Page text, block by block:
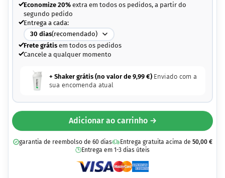
Economize 20%extra em todos os pedidos, a partir do
segundo pedido
Entrega a cada:
30 dias(recomendado)
Frete grátisem todos os pedidos
Cancele a qualquer momento
+ Shaker grátis (no valor de 9,99 €) Enviado com a
sua encomenda atual
Adicionar ao carrinho →
garantia de reembolso de 60 dias Entrega gratuita acima de 50,00 €
Entrega em 1-3 dias úteis